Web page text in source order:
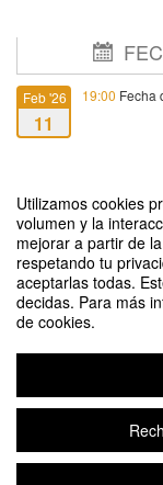
Utilizamos cookies
volumen y la
mejorar a partir de
respetando tu
aceptarlas todas.
decidas. Para más
de cookies.
Feb '26
11
19:00 Fecha
11
Aula de Moral y
Organizado por